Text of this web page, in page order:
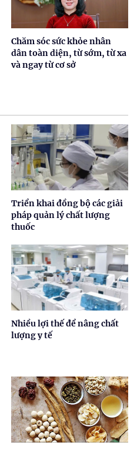
Chăm sóc sức khỏe nhân
dân toàn diện, từ sớm, từ xa
và ngay từ cơ sở
Triển khai đồng bộ các giải
pháp quản lý chất lượng
thuốc
Nhiều lợi thế để nâng chất
lượng y tế